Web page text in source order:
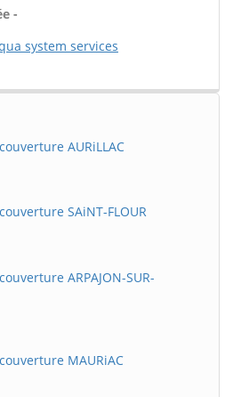
-
system services
AURiLLAC
SAiNT-FLOUR
ARPAJON-SUR-
MAURiAC